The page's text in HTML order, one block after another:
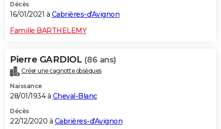
Décès
16/01/2021 à Cabrières-d'Avignon
Famille BARTHELEMY
Pierre GARDIOL (86 ans)
Créer une cagnotte obsèques
Naissance
28/01/1934 à Cheval-Blanc
Décès
22/12/2020 à Cabrières-d'Avignon